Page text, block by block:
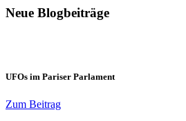
Neue Blogbeiträge
UFOs im Pariser Parlament
Zum Beitrag